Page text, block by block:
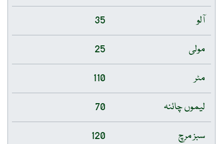
آلو
35
مولی
25
مٹر
110
لیموں چائنہ
70
سبز مرچ
120